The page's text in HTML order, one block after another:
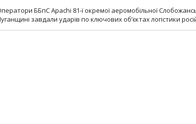
ББпС Apachi 81-ї окремої аеромобільної
завдали ударів по ключових об’єктах логістики